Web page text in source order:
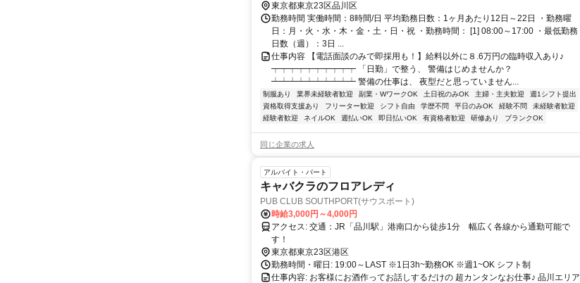
東京都東京23区品川区
勤務時間 実働時間：8時間/日 平均勤務日数：1ヶ月あたり12日～22日 ・勤務曜
日：月・火・水・木・金・土・日・祝 ・勤務時間： [1] 08:00～17:00 ・最低勤務
日数（週）：3日 ...
仕事内容 【電話面談のみで即採用も！】給料以外に８.6万円の臨時収入あり♪
┯┯┯┯┯┯┯┯┯┯ 「日勤」で整う、 警備はじめませんか？
┷┷┷┷┷┷┷┷┷┷ 警備の仕事は、 夜型だと思っていません...
制服あり 業界未経験者歓迎 副業・WワークOK 土日祝のみOK 主婦・主夫歓迎
週1シフト提出
資格取得支援あり
フリーター歓迎 シフト自由 学歴不問 平日のみOK 経験不問
未経験者歓迎
経験者歓迎
ネイルOK 週払いOK 即日払いOK 有資格者歓迎 研修あり ブランクOK
同じ企業の求人
アルバイト・パート
キャバクラのフロアレディ
PUB CLUB SOUTHPORT(サウスポート)
時給3,000円～4,000円
アクセス: 交通：JR「品川駅」港南口から徒歩1分 幅広く各線から通勤可能で
す！
東京都東京23区港区
勤務時間・曜日: 19:00～LAST ※1日3h~勤務OK ※週1~OK シフト制
仕事内容: お客様にお酒作ってお話しするだけの 超カンタンなお仕事♪ 品川エリア